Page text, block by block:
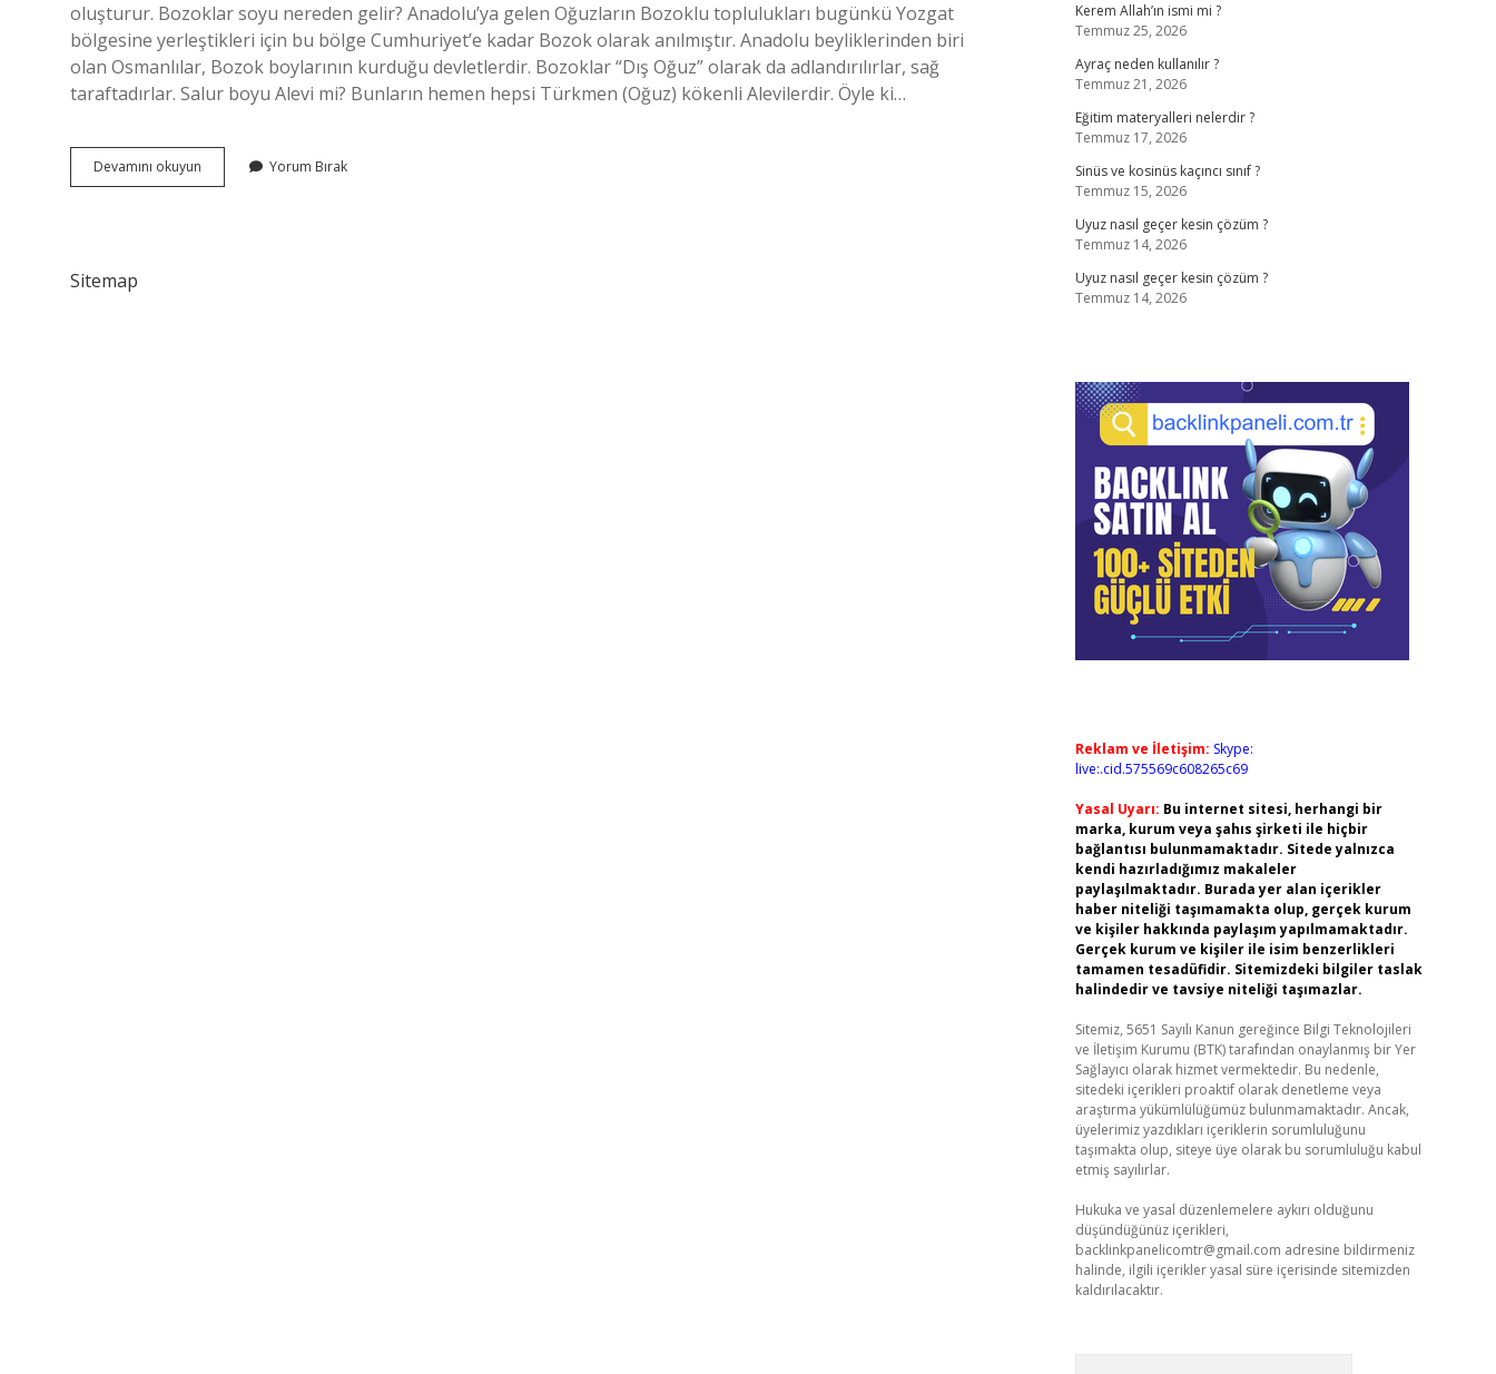
oluşturur. Bozoklar soyu nereden gelir? Anadolu’ya gelen Oğuzların Bozoklu toplulukları bugünkü Yozgat
bölgesine yerleştikleri için bu bölge Cumhuriyet’e kadar Bozok olarak anılmıştır. Anadolu beyliklerinden biri
olan Osmanlılar, Bozok boylarının kurduğu devletlerdir. Bozoklar “Dış Oğuz” olarak da adlandırılırlar, sağ
taraftadırlar. Salur boyu Alevi mi? Bunların hemen hepsi Türkmen (Oğuz) kökenli Alevilerdir. Öyle ki…
Devamını okuyun
Boyu
Yorum Bırak
Sitemap
Kerem Allah’ın ismi mi ?
Temmuz 25, 2026
Ayraç neden kullanılır ?
Temmuz 21, 2026
Eğitim materyalleri nelerdir ?
Temmuz 17, 2026
Sinüs ve kosinüs kaçıncı sınıf ?
Temmuz 15, 2026
Uyuz nasıl geçer kesin çözüm ?
Temmuz 14, 2026
Uyuz nasıl geçer kesin çözüm ?
Temmuz 14, 2026
Reklam ve İletişim: Skype:
live:.cid.575569c608265c69
Yasal Uyarı: Bu internet sitesi, herhangi bir
marka, kurum veya şahıs şirketi ile hiçbir
bağlantısı bulunmamaktadır. Sitede yalnızca
kendi hazırladığımız makaleler
paylaşılmaktadır. Burada yer alan içerikler
haber niteliği taşımamakta olup, gerçek kurum
ve kişiler hakkında paylaşım yapılmamaktadır.
Gerçek kurum ve kişiler ile isim benzerlikleri
tamamen tesadüfidir. Sitemizdeki bilgiler taslak
halindedir ve tavsiye niteliği taşımazlar.
Sitemiz, 5651 Sayılı Kanun gereğince Bilgi Teknolojileri
ve İletişim Kurumu (BTK) tarafından onaylanmış bir Yer
Sağlayıcı olarak hizmet vermektedir. Bu nedenle,
sitedeki içerikleri proaktif olarak denetleme veya
araştırma yükümlülüğümüz bulunmamaktadır. Ancak,
üyelerimiz yazdıkları içeriklerin sorumluluğunu
taşımakta olup, siteye üye olarak bu sorumluluğu kabul
etmiş sayılırlar.
Hukuka ve yasal düzenlemelere aykırı olduğunu
düşündüğünüz içerikleri,
backlinkpanelicomtr@gmail.com adresine bildirmeniz
halinde, ilgili içerikler yasal süre içerisinde sitemizden
kaldırılacaktır.